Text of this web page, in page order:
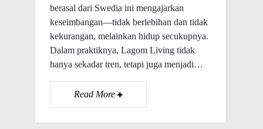
berasal dari Swedia ini mengajarkan
keseimbangan—tidak berlebihan dan tidak
kekurangan, melainkan hidup secukupnya.
Dalam praktiknya, Lagom Living tidak
hanya sekadar tren, tetapi juga menjadi…
Read More